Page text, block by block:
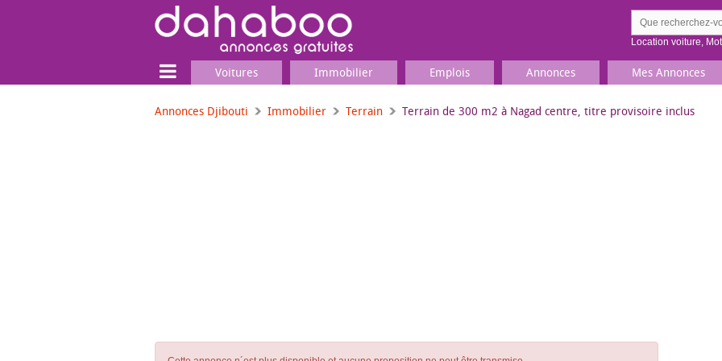
Location voiture,
Voitures Immobilier Emplois Annonces Mes Annonces
Annonces Djibouti Immobilier Terrain Terrain de 300 m2 à Nagad centre, titre provisoire inclus